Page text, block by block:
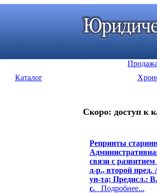
Каталог
Скоро: доступ к
Репринты
связи с
д-р., второй
ун-та; Предисл.:
с. Подробнее...